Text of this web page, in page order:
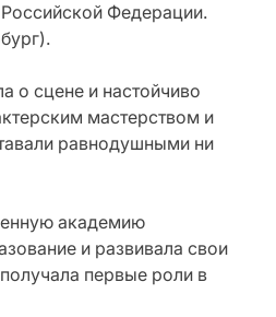
Федерации.
о сцене и настойчиво
мастерством и
равнодушными ни
академию
и развивала свои
первые роли в